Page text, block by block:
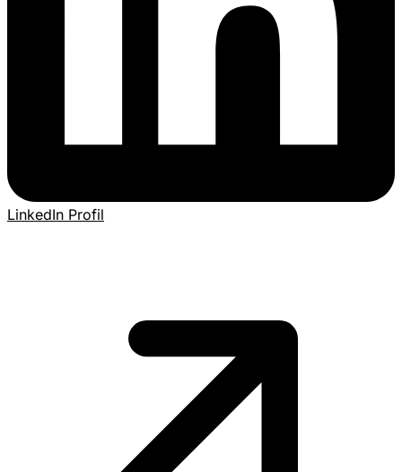
LinkedIn Profil